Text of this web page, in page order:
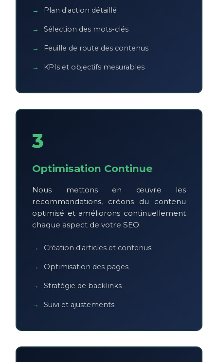
Plan d'action détaillé
Sélection des mots-clés
Feuille de route des contenus
KPIs et objectifs mesurables
3
Optimisation Continue
Nous mettons en œuvre les
recommandations, créons du contenu
optimisé et améliorons continuellement
chaque aspect de votre SEO.
Création d'articles et contenus
Optimisation des pages
Stratégie de backlinks
Suivi et ajustements